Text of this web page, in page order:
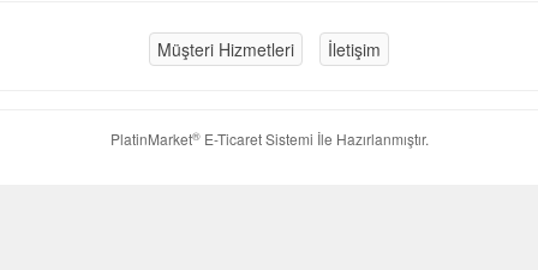
Müşteri Hizmetleri İletişim
PlatinMarket®E-Ticaret Sistemi İle Hazırlanmıştır.